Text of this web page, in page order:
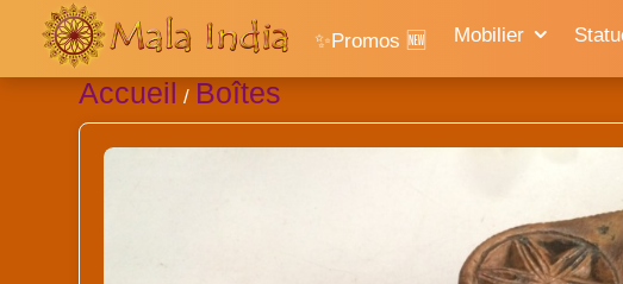
✨Promos 🆕 Mobilier
Accueil / Boîtes